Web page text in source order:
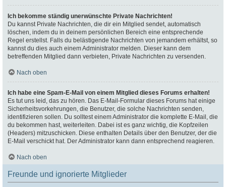
Ich bekomme ständig unerwünschte Private Nachrichten!
Du kannst Private Nachrichten, die dir ein Mitglied sendet, automatisch
löschen, indem du in deinem persönlichen Bereich eine entsprechende
Regel erstellst. Falls du belästigende Nachrichten von jemandem erhältst, so
kannst du dies auch einem Administrator melden. Dieser kann dem
betreffenden Mitglied dann verbieten, Private Nachrichten zu versenden.
Nach oben
Ich habe eine Spam-E-Mail von einem Mitglied dieses Forums erhalten!
Es tut uns leid, das zu hören. Das E-Mail-Formular dieses Forums hat einige
Sicherheitsvorkehrungen, die Benutzer, die solche Nachrichten senden,
identifizieren sollen. Du solltest einem Administrator die komplette E-Mail, die
du bekommen hast, weiterleiten. Dabei ist es ganz wichtig, die Kopfzeilen
(Headers) mitzuschicken. Diese enthalten Details über den Benutzer, der die
E-Mail verschickt hat. Der Administrator kann dann entsprechend reagieren.
Nach oben
Freunde und ignorierte Mitglieder